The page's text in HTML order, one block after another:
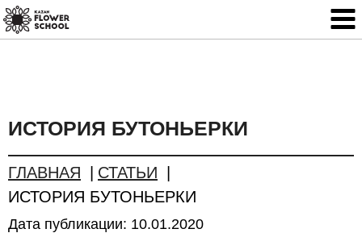
ИСТОРИЯ БУТОНЬЕРКИ
ГЛАВНАЯ
СТАТЬИ
ИСТОРИЯ БУТОНЬЕРКИ
Дата публикации: 10.01.2020